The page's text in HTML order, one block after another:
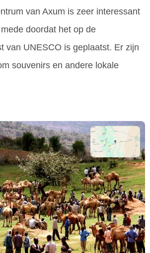
van Axum is zeer interessant
doordat het op de
van UNESCO is geplaatst. Er zijn
souvenirs en andere lokale